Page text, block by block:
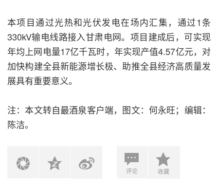
本项目通过光热和光伏发电在场内汇集，通过1条
330kV输电线路接入甘肃电网。项目建成后，可实现
年均上网电量17亿千瓦时，年实现产值4.57亿元，对
加快构建全县新能源增长极、助推全县经济高质量发
展具有重要意义。
注：本文转自最酒泉客户端，图文：何永旺；编辑：
陈洁。
评论 收藏